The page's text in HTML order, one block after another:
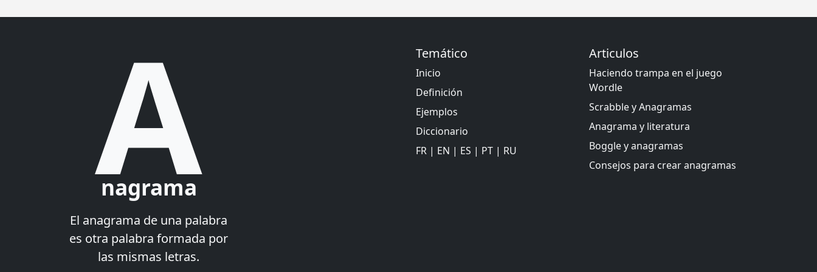
A
nagrama
El anagrama de una palabra
es otra palabra formada por
las mismas letras.
Temático
Inicio
Definición
Ejemplos
Diccionario
FR | EN | ES | PT | RU
Articulos
Haciendo trampa en el juego
Wordle
Scrabble y Anagramas
Anagrama y literatura
Boggle y anagramas
Consejos para crear anagramas